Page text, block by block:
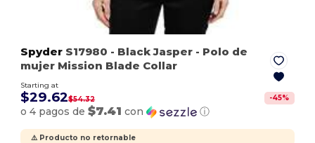
Spyder S17980 - Black Jasper - Polo de
mujer Mission Blade Collar
Starting at
$29.62$54.32 -45%
o 4 pagos de$7.41 con ⓘ
⚠️ Producto no retornable